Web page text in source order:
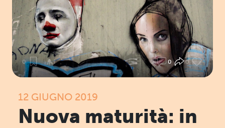
0 0 0 0
12 GIUGNO 2019
Nuova maturità: in